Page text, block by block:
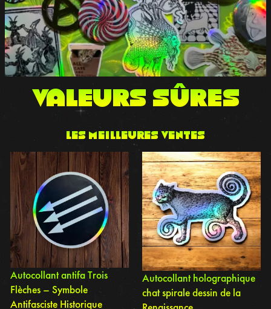
VALEURS sûres
Les meilleures ventes
Autocollant antifa Trois
Flèches – Symbole
Antifasciste Historique
Autocollant holographique
chat spirale dessin de la